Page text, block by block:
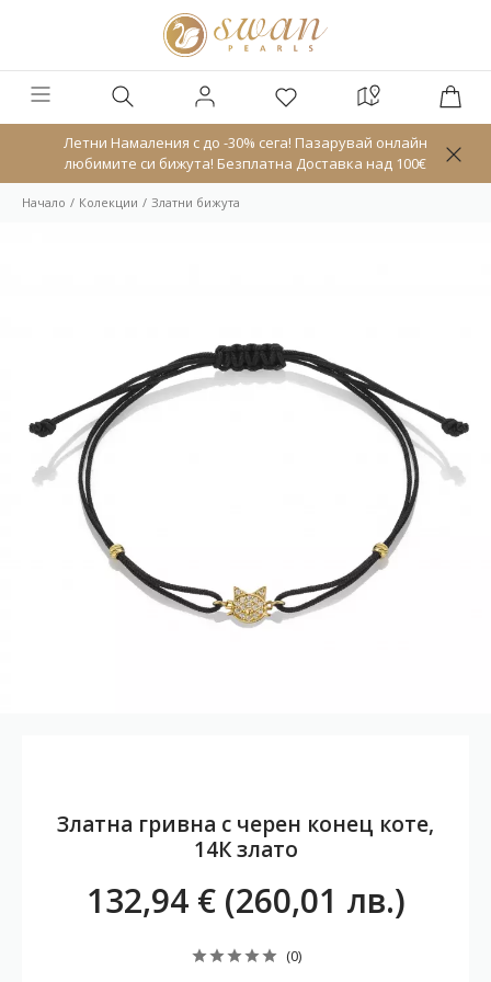
Летни Намаления с до -30% сега! Пазарувай онлайн
любимите си бижута! Безплатна Доставка над 100€
Начало Колекции Златни бижута
Златна гривна с черен конец коте,
14К злато
132,94 € (260,01 лв.)
(0)